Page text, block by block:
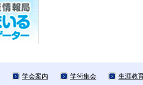
学会案内 学術集会 生涯教